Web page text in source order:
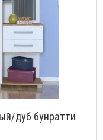
дуб бунратти